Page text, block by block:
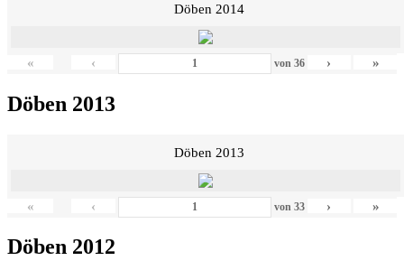
Döben 2014
« ‹ von 36 › »
Döben 2013
Döben 2013
« ‹ von 33 › »
Döben 2012